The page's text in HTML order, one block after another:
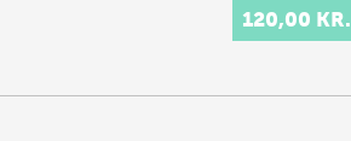
120,00 KR.